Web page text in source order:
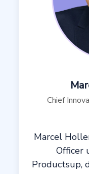
Chief
Marcel
Officer
Productsup,